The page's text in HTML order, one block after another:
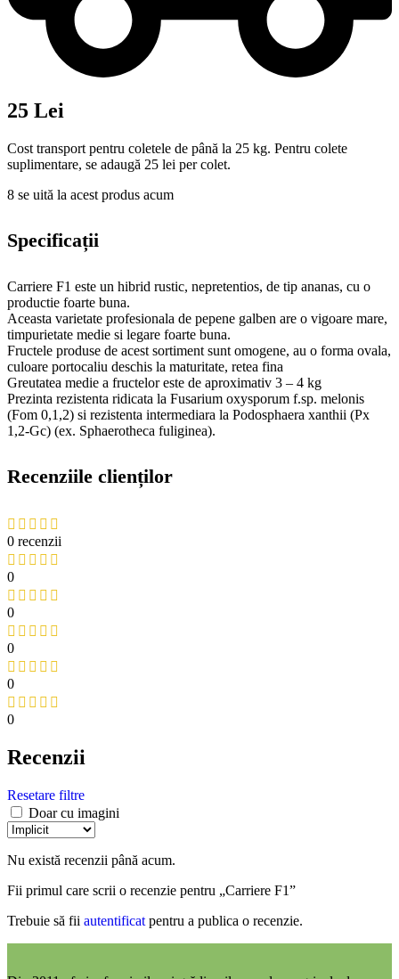
25 Lei
Cost transport pentru coletele de până la 25 kg. Pentru colete
suplimentare, se adaugă 25 lei per colet.
8 se uită la acest produs acum
Specificații
Carriere F1 este un hibrid rustic, nepretentios, de tip ananas, cu o
productie foarte buna.
Aceasta varietate profesionala de pepene galben are o vigoare mare,
timpurietate medie si legare foarte buna.
Fructele produse de acest sortiment sunt omogene, au o forma ovala,
culoare portocaliu deschis la maturitate, retea fina
Greutatea medie a fructelor este de aproximativ 3 – 4 kg
Prezinta rezistenta ridicata la Fusarium oxysporum f.sp. melonis
(Fom 0,1,2) si rezistenta intermediara la Podosphaera xanthii (Px
1,2-Gc) (ex. Sphaerotheca fuliginea).
Recenziile clienților
0 recenzii
0
0
0
0
0
Recenzii
Resetare filtre
Doar cu imagini
Nu există recenzii până acum.
Fii primul care scrii o recenzie pentru „Carriere F1”
Trebuie să fii autentificat pentru a publica o recenzie.